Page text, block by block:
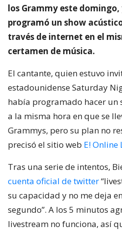
los Grammy este
programó un show
través de internet en el
certamen de música.
El cantante, quien estuvo
estadounidense Saturday
había programado hacer un
a la misma hora en que se
Grammys, pero su plan no
precisó el sitio web E! Online
Tras una serie de intentos,
cuenta oficial de twitter
su capacidad y no me deja
segundo”. A los 5 minutos
livestream no funciona, así